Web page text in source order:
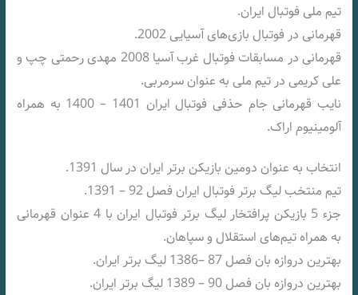
تیم ملی فوتبال ایران.
قهرمانی در فوتبال بازی‌های آسیایی 2002.
قهرمانی در مسابقات فوتبال غرب آسیا 2008 مهدی رحمتی چپ و
علی کریمی در تیم ملی به عنوان سرمربی.
نایب قهرمانی جام حذفی فوتبال ایران 1401 – 1400 به همراه
آلومینیوم اراک.
انتخاب به عنوان دومین بازیکن برتر ایران در سال 1391.
تیم منتخب لیگ برتر فوتبال ایران فصل 92 – 1391.
جزء 5 بازیکن پرافتخار لیگ برتر فوتبال ایران با 4 عنوان قهرمانی
به همراه تیم‌های استقلال و سپاهان.
بهترین دروازه بان فصل 87 –1386 لیگ برتر ایران.
بهترین دروازه بان فصل 90 – 1389 لیگ برتر ایران.